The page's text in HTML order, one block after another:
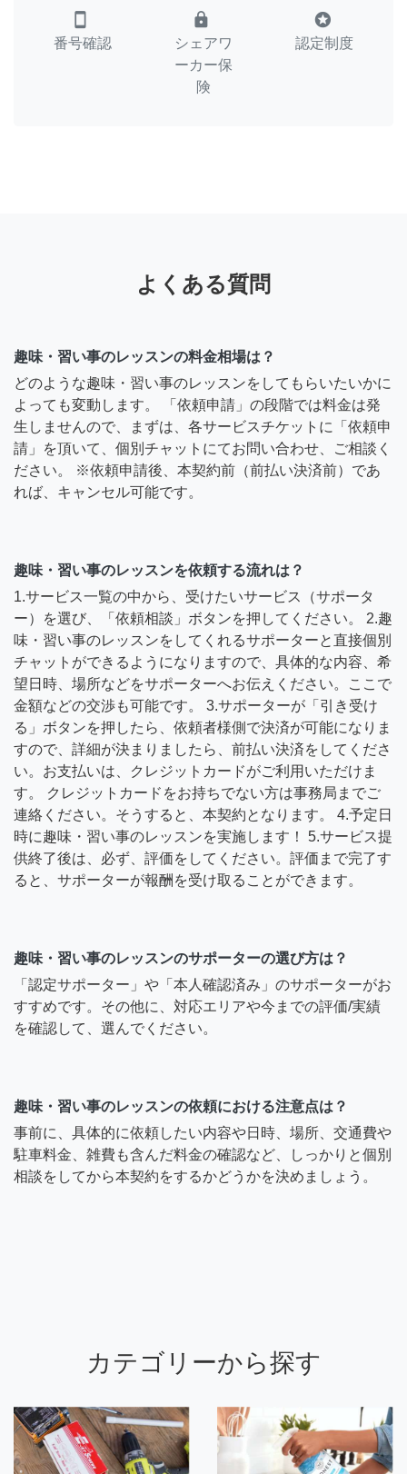
smartphone
番号確認
lock
シェアワ
ーカー保
険
stars
認定制度
よくある質問
趣味・習い事のレッスンの料金相場は？
どのような趣味・習い事のレッスンをしてもらいたいかに
よっても変動します。 「依頼申請」の段階では料金は発
生しませんので、まずは、各サービスチケットに「依頼申
請」を頂いて、個別チャットにてお問い合わせ、ご相談く
ださい。 ※依頼申請後、本契約前（前払い決済前）であ
れば、キャンセル可能です。
趣味・習い事のレッスンを依頼する流れは？
1.サービス一覧の中から、受けたいサービス（サポータ
ー）を選び、「依頼相談」ボタンを押してください。 2.趣
味・習い事のレッスンをしてくれるサポーターと直接個別
チャットができるようになりますので、具体的な内容、希
望日時、場所などをサポーターへお伝えください。ここで
金額などの交渉も可能です。 3.サポーターが「引き受け
る」ボタンを押したら、依頼者様側で決済が可能になりま
すので、詳細が決まりましたら、前払い決済をしてくださ
い。お支払いは、クレジットカードがご利用いただけま
す。 クレジットカードをお持ちでない方は事務局までご
連絡ください。そうすると、本契約となります。 4.予定日
時に趣味・習い事のレッスンを実施します！ 5.サービス提
供終了後は、必ず、評価をしてください。評価まで完了す
ると、サポーターが報酬を受け取ることができます。
趣味・習い事のレッスンのサポーターの選び方は？
「認定サポーター」や「本人確認済み」のサポーターがお
すすめです。その他に、対応エリアや今までの評価/実績
を確認して、選んでください。
趣味・習い事のレッスンの依頼における注意点は？
事前に、具体的に依頼したい内容や日時、場所、交通費や
駐車料金、雑費も含んだ料金の確認など、しっかりと個別
相談をしてから本契約をするかどうかを決めましょう。
カテゴリーから探す